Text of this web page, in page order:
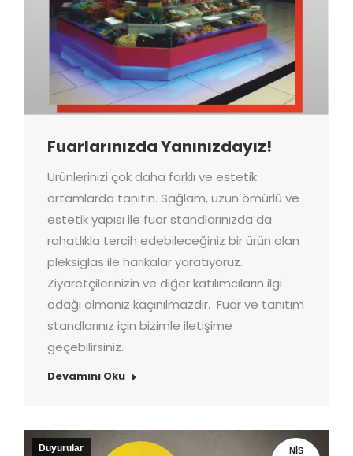
Fuarlarınızda Yanınızdayız!
Ürünlerinizi çok daha farklı ve estetik
ortamlarda tanıtın. Sağlam, uzun ömürlü ve
estetik yapısı ile fuar standlarınızda da
rahatlıkla tercih edebileceğiniz bir ürün olan
pleksiglas ile harikalar yaratıyoruz.
Ziyaretçilerinizin ve diğer katılımcıların ilgi
odağı olmanız kaçınılmazdır. Fuar ve tanıtım
standlarınız için bizimle iletişime
geçebilirsiniz.
Devamını Oku
NIS
Duyurular